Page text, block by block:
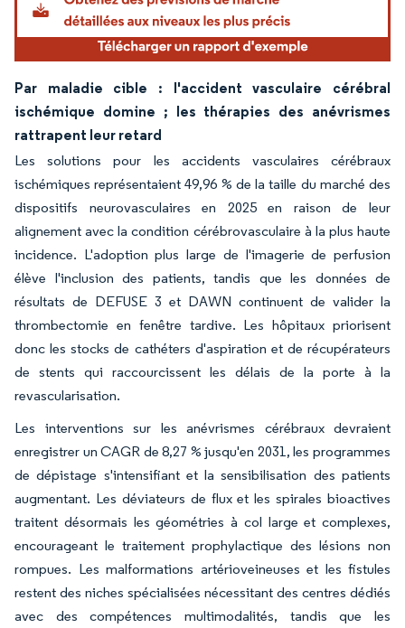
Par maladie cible : l'accident vasculaire cérébral
ischémique domine ; les thérapies des anévrismes
rattrapent leur retard
Les solutions pour les accidents vasculaires cérébraux
ischémiques représentaient 49,96 % de la taille du marché des
dispositifs neurovasculaires en 2025 en raison de leur
alignement avec la condition cérébrovasculaire à la plus haute
incidence. L'adoption plus large de l'imagerie de perfusion
élève l'inclusion des patients, tandis que les données de
résultats de DEFUSE 3 et DAWN continuent de valider la
thrombectomie en fenêtre tardive. Les hôpitaux priorisent
donc les stocks de cathéters d'aspiration et de récupérateurs
de stents qui raccourcissent les délais de la porte à la
revascularisation.
Les interventions sur les anévrismes cérébraux devraient
enregistrer un CAGR de 8,27 % jusqu'en 2031, les programmes
de dépistage s'intensifiant et la sensibilisation des patients
augmentant. Les déviateurs de flux et les spirales bioactives
traitent désormais les géométries à col large et complexes,
encourageant le traitement prophylactique des lésions non
rompues. Les malformations artérioveineuses et les fistules
restent des niches spécialisées nécessitant des centres dédiés
avec des compétences multimodalités, tandis que les